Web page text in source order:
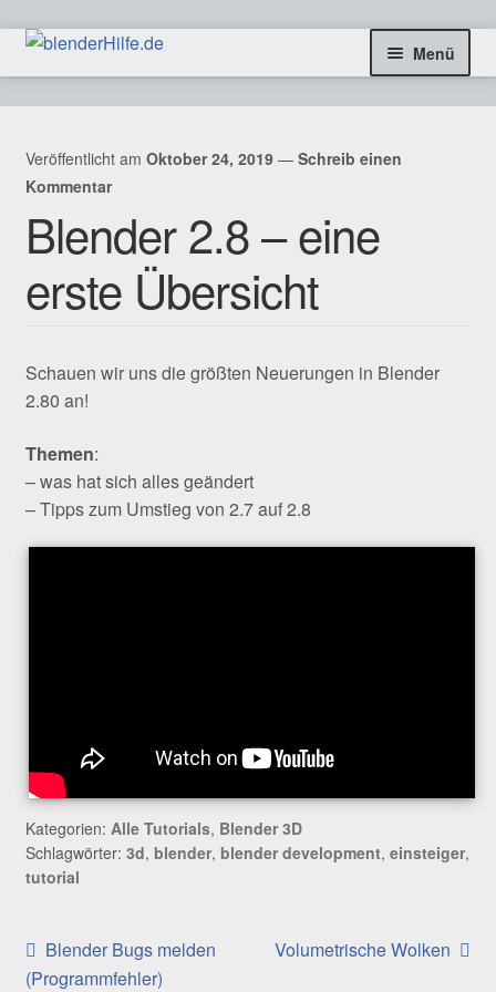
Zur
Zum
Menü
freie Tutorials
Blog & Infos
Coaching & Aufträge
Kontakt
Veröffentlicht am Oktober 24, 2019 — Schreib einen
Kommentar
Blender 2.8 – eine
erste Übersicht
Schauen wir uns die größten Neuerungen in Blender
2.80 an!
Themen:
– was hat sich alles geändert
– Tipps zum Umstieg von 2.7 auf 2.8
Kategorien: Alle Tutorials, Blender 3D
Schlagwörter: 3d, blender, blender development, einsteiger,
tutorial
Beitragsnavigation
Vorheriger
Beitrag:
Blender Bugs melden
(Programmfehler)
Nächster
Volumetrische Wolken